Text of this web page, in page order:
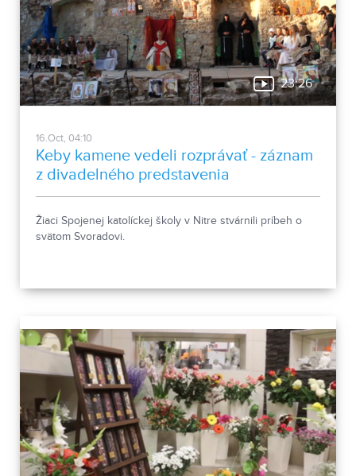
23:26
16.Oct, 04:10
Keby kamene vedeli rozprávať - záznam
z divadelného predstavenia
Žiaci Spojenej katolíckej školy v Nitre stvárnili príbeh o
svätom Svoradovi.